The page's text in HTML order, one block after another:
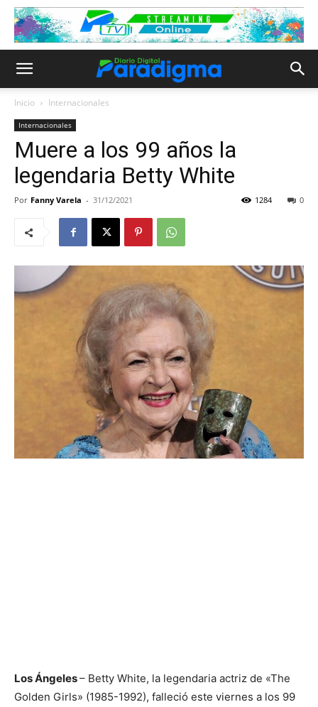
Inicio Internacionales
Internacionales
Muere a los 99 años la
legendaria Betty White
Por Fanny Varela - 31/12/2021 0
1284
Los Ángeles– Betty White, la legendaria actriz de «The
Golden Girls» (1985-1992), falleció este viernes a los 99